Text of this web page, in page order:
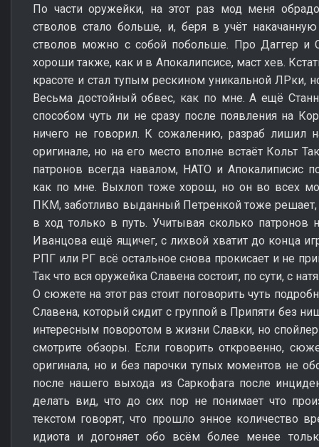
По части оружейки, на этот раз мод меня
стволов стало больше, и, беря в учёт
стволов можно с собой побольше. Про Даггер и
хороши также, как и в Апокалипсисе, маст хев.
красоте и стал тупым рескином уникальной ЛРки,
Весьма достойный обвес, как по мне. А ещё
способом чуть ли не сразу после появления на
ничего не говорил. К сожалению, разраб лишил
оригинале, но на его место вполне встаёт Кольт
патронов всегда навалом, НАТО и Апокалиписис
как по мне. Выхлоп тоже хорош, но он во всех
ПКМ, заботливо выданный Петренкой тоже решает,
в ход только в путь. Учитывая сколько
Иванцова ещё ящичег, с лихвой хватит до конца
РПГ или РГ всё остальное снова прокисает и не
Так что вся оружейка Славена состоит, по сути, с
О сюжете на этот раз стоит поговорить чуть
Славена, который сидит с группой в Припяти без
интересным поворотом в жизни Славки, но
смотрите обзоры. Если говорить откровенно,
оригинала, но и без парочки тупых моментов не
после нашего выхода из Саркофага после
делать вид, что до сих пор не понимает что
текстом говорят, что прошло энное количество
идиота и догоняет обо всём более менее